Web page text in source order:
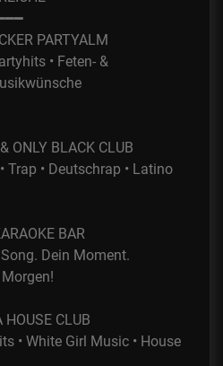
PARTYALM
• Feten- &
ONLY BLACK CLUB
Trap • Deutschrap • Latino
BAR
Dein Moment.
HOUSE CLUB
• White Girl Music • House